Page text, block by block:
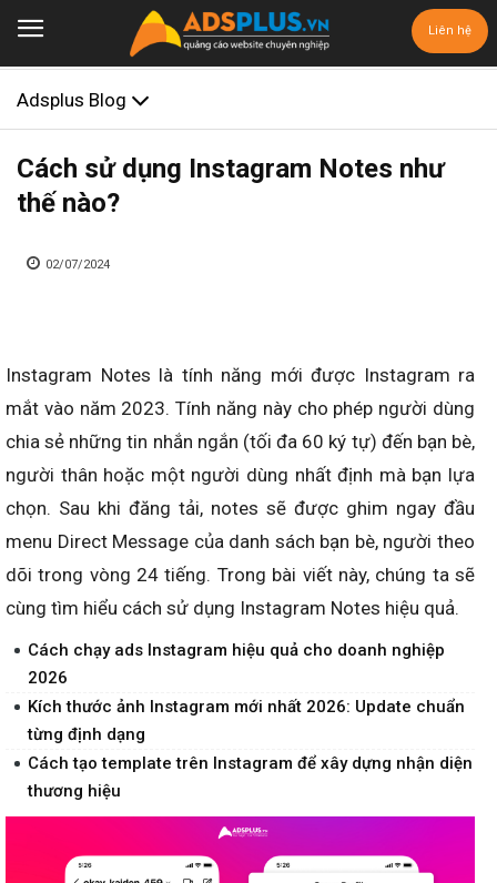
Liên hệ
Adsplus Blog
Cách sử dụng Instagram Notes như
thế nào?
02/07/2024
Instagram Notes là tính năng mới được Instagram ra
mắt vào năm 2023. Tính năng này cho phép người dùng
chia sẻ những tin nhắn ngắn (tối đa 60 ký tự) đến bạn bè,
người thân hoặc một người dùng nhất định mà bạn lựa
chọn. Sau khi đăng tải, notes sẽ được ghim ngay đầu
menu Direct Message của danh sách bạn bè, người theo
dõi trong vòng 24 tiếng. Trong bài viết này, chúng ta sẽ
cùng tìm hiểu cách sử dụng Instagram Notes hiệu quả.
Cách chạy ads Instagram hiệu quả cho doanh nghiệp
2026
Kích thước ảnh Instagram mới nhất 2026: Update chuẩn
từng định dạng
Cách tạo template trên Instagram để xây dựng nhận diện
thương hiệu